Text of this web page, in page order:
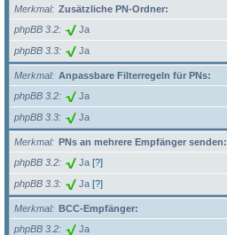
Merkmal
Zusätzliche PN-Ordner:
phpBB 3.2
Ja
phpBB 3.3 Ja
Merkmal
Anpassbare Filterregeln für PNs:
phpBB 3.2
Ja
phpBB 3.3 Ja
Merkmal
PNs an mehrere Empfänger senden:
phpBB 3.2
Ja [?]
phpBB 3.3 Ja [?]
Merkmal
BCC-Empfänger:
phpBB 3.2
Ja